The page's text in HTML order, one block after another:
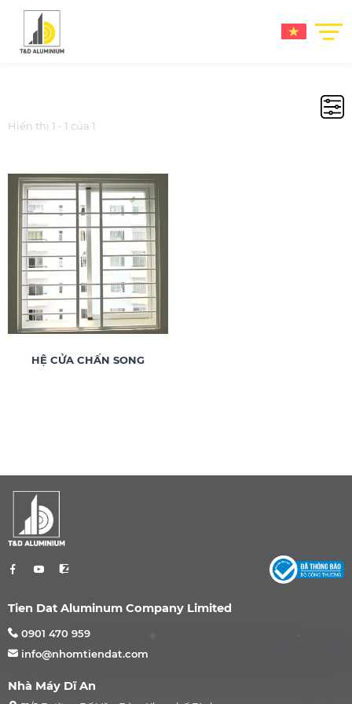
Hiển thị 1 - 1 của 1
HỆ CỬA CHẤN SONG
Tien Dat Aluminum Company Limited
0901 470 959
info@nhomtiendat.com
Nhà Máy Dĩ An